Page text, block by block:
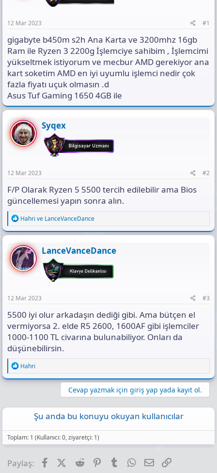
ı
ı
K
o
a
l
12 Mar 2023 #1
gigabyte b450m s2h Ana Karta ve 3200mhz 16gb
Ram ile Ryzen 3 2200g İşlemciye sahibim , İşlemcimi
yükseltmek istiyorum ve mecbur AMD gerekiyor ana
kart soketim AMD en iyi uyumlu işlemci nedir çok
fazla fiyatı uçuk olmasın .d
Asus Tuf Gaming 1650 4GB ile
Syqex
12 Mar 2023 #2
F/P Olarak Ryzen 5 5500 tercih edilebilir ama Bios
güncellemesi yapın sonra alın.
R
e
a
c
t
i
o
n
Hahri ve LanceVanceDance
LanceVanceDance
12 Mar 2023 #3
5500 iyi olur arkadaşın dediği gibi. Ama bütçen el
vermiyorsa 2. elde R5 2600, 1600AF gibi işlemciler
1000-1100 TL civarına bulunabiliyor. Onları da
düşünebilirsin.
R
e
a
:
Hahri
Cevap yazmak için giriş yap yada kayıt ol.
Şu anda bu konuyu okuyan kullanıcılar
Toplam: 1 (Kullanıcı: 0, ziyaretçi: 1)
Paylaş: FacebookX (Twitter)
Reddit PinterestTumblr WhatsApp
E-posta